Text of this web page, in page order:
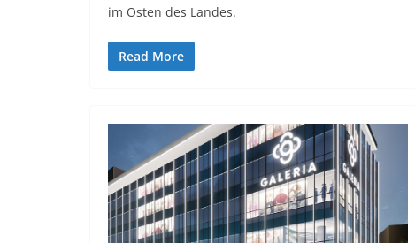
im Osten des Landes.
Read More